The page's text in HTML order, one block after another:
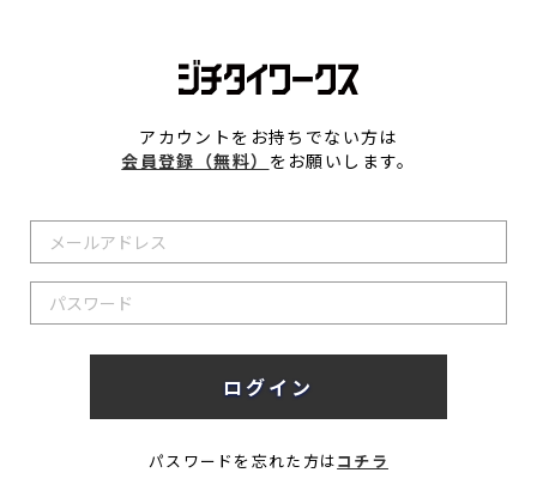
アカウントをお持ちでない方は
会員登録（無料） をお願いします。
パスワードを忘れた方はコチラ